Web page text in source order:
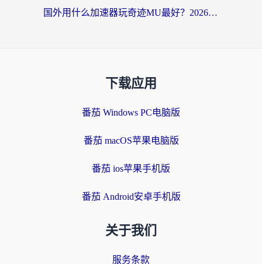
国外用什么加速器玩奇迹MU最好？2026海外玩家国服游戏加速全攻略
下载应用
番茄 Windows PC电脑版
番茄 macOS苹果电脑版
番茄 ios苹果手机版
番茄 Android安卓手机版
关于我们
服务条款